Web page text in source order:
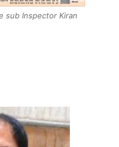
sub Inspector Kiran